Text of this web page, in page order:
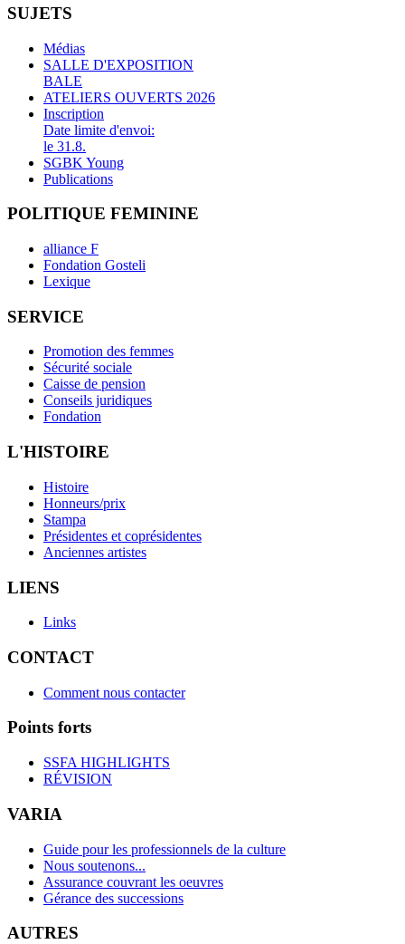
SUJETS
Médias
SALLE D'EXPOSITION
BALE
ATELIERS OUVERTS 2026
Inscription
Date limite d'envoi:
le 31.8.
SGBK Young
Publications
POLITIQUE FEMININE
alliance F
Fondation Gosteli
Lexique
SERVICE
Promotion des femmes
Sécurité sociale
Caisse de pension
Conseils juridiques
Fondation
L'HISTOIRE
Histoire
Honneurs/prix
Stampa
Présidentes et coprésidentes
Anciennes artistes
LIENS
Links
CONTACT
Comment nous contacter
Points forts
SSFA HIGHLIGHTS
RÉVISION
VARIA
Guide pour les professionnels de la culture
Nous soutenons...
Assurance couvrant les oeuvres
Gérance des successions
AUTRES